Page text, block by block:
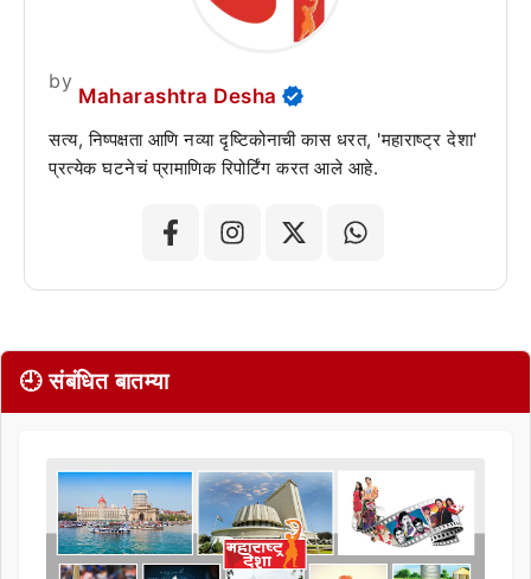
by
Maharashtra Desha
सत्य, निष्पक्षता आणि नव्या दृष्टिकोनाची कास धरत, 'महाराष्ट्र देशा'
प्रत्येक घटनेचं प्रामाणिक रिपोर्टिंग करत आले आहे.
🕘 संबंधित बातम्या